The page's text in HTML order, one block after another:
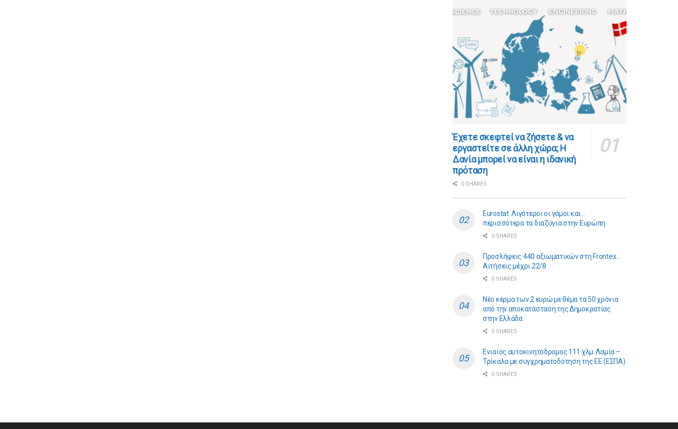
​​Έχετε σκεφτεί να ζήσετε & να
εργαστείτε σε άλλη χώρα; Η
Δανία μπορεί να είναι η ιδανική
πρόταση
0 SHARES
Eurostat: Λιγότεροι οι γάμοι και…
περισσότερα τα διαζύγια στην Ευρώπη
0 SHARES
Προσλήψεις 440 αξιωματικών στη Frontex…
Αιτήσεις μέχρι 22/8
0 SHARES
Νέο κέρμα των 2 ευρώ με θέμα τα 50 χρόνια
από την αποκατάσταση της Δημοκρατίας
στην Ελλάδα
0 SHARES
Ενιαίος αυτοκινητόδρομος 111 χλμ. Λαμία –
Τρίκαλα με συγχρηματοδότηση της ΕE (ΕΣΠΑ)
0 SHARES